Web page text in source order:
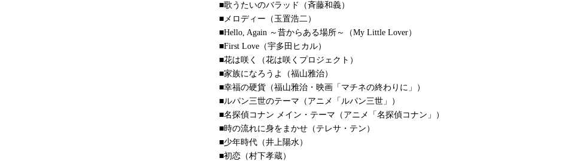
■歌うたいのバラッド（斉藤和義）
■メロディー（玉置浩二）
■Hello, Again ～昔からある場所～（My Little Lover）
■First Love（宇多田ヒカル）
■花は咲く（花は咲くプロジェクト）
■家族になろうよ（福山雅治）
■幸福の硬貨（福山雅治・映画「マチネの終わりに」）
■ルパン三世のテーマ（アニメ「ルパン三世」）
■名探偵コナン メイン・テーマ（アニメ「名探偵コナン」）
■時の流れに身をまかせ（テレサ・テン）
■少年時代（井上陽水）
■初恋（村下孝蔵）